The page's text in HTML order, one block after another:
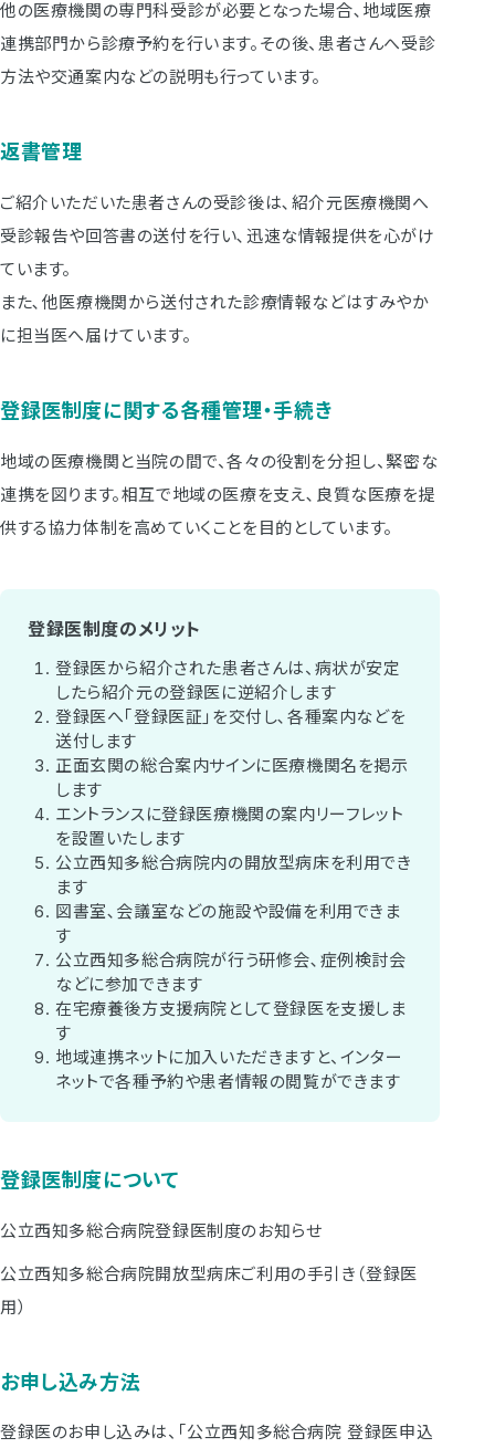
他の医療機関の専門科受診が必要となった場合､地域医療
連携部門から診療予約を行います。その後、患者さんへ受診
方法や交通案内などの説明も行っています。
返書管理
ご紹介いただいた患者さんの受診後は､紹介元医療機関へ
受診報告や回答書の送付を行い､迅速な情報提供を心がけ
ています。
また､他医療機関から送付された診療情報などはすみやか
に担当医へ届けています。
登録医制度に関する各種管理・手続き
地域の医療機関と当院の間で、各々の役割を分担し、緊密な
連携を図ります。相互で地域の医療を支え､良質な医療を提
供する協力体制を高めていくことを目的としています。
登録医制度のメリット
登録医から紹介された患者さんは、病状が安定
したら紹介元の登録医に逆紹介します
登録医へ｢登録医証｣を交付し､各種案内などを
送付します
正面玄関の総合案内サインに医療機関名を掲示
します
エントランスに登録医療機関の案内リーフレット
を設置いたします
公立西知多総合病院内の開放型病床を利用でき
ます
図書室､会議室などの施設や設備を利用できま
す
公立西知多総合病院が行う研修会､症例検討会
などに参加できます
在宅療養後方支援病院として登録医を支援しま
す
地域連携ネットに加入いただきますと、インター
ネットで各種予約や患者情報の閲覧ができます
登録医制度について
公立西知多総合病院登録医制度のお知らせ
公立西知多総合病院開放型病床ご利用の手引き（登録医
用）
お申し込み方法
登録医のお申し込みは、｢公立西知多総合病院 登録医申込